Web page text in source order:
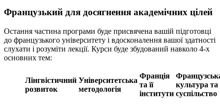
Французький для досягнення академічних цілей
Остання частина програми буде присвячена вашій підготовці
до французького університету і вдосконалення вашої здатності
слухати і розуміти лекції. Курси буде збудований навколо 4-х
основних тем:
Лінгвістичний
розвиток
Університетська
методологія
Франція
та її
інститути
культура та
суспільство